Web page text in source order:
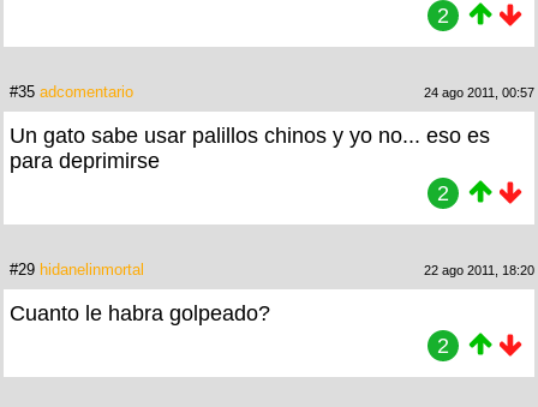
2
#35 adcomentario 24 ago 2011, 00:57
Un gato sabe usar palillos chinos y yo no... eso es
para deprimirse
2
#29 hidanelinmortal 22 ago 2011, 18:20
Cuanto le habra golpeado?
2